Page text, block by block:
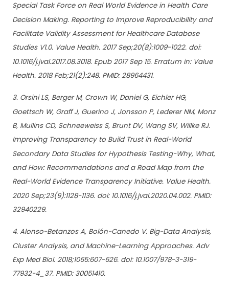
Special Task Force on Real World Evidence in Health Care
Decision Making. Reporting to Improve Reproducibility and
Facilitate Validity Assessment for Healthcare Database
Studies V1.0. Value Health. 2017 Sep;20(8):1009-1022. doi:
10.1016/j.jval.2017.08.3018. Epub 2017 Sep 15. Erratum in: Value
Health. 2018 Feb;21(2):248. PMID: 28964431.
3. Orsini LS, Berger M, Crown W, Daniel G, Eichler HG,
Goettsch W, Graff J, Guerino J, Jonsson P, Lederer NM, Monz
B, Mullins CD, Schneeweiss S, Brunt DV, Wang SV, Willke RJ.
Improving Transparency to Build Trust in Real-World
Secondary Data Studies for Hypothesis Testing-Why, What,
and How: Recommendations and a Road Map from the
Real-World Evidence Transparency Initiative. Value Health.
2020 Sep;23(9):1128-1136. doi: 10.1016/j.jval.2020.04.002. PMID:
32940229.
4. Alonso-Betanzos A, Bolón-Canedo V. Big-Data Analysis,
Cluster Analysis, and Machine-Learning Approaches. Adv
Exp Med Biol. 2018;1065:607-626. doi: 10.1007/978-3-319-
77932-4_37. PMID: 30051410.